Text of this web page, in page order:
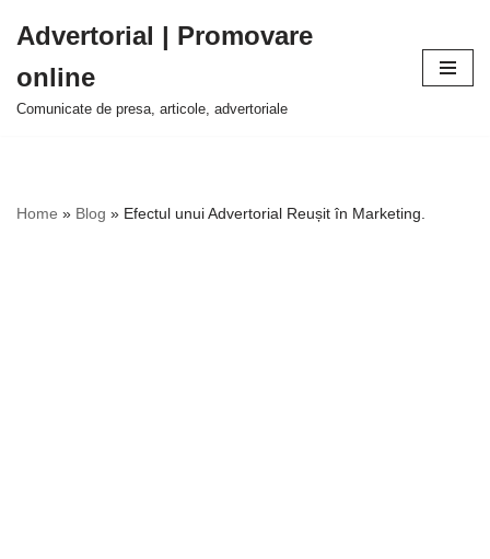
la
conținut
Advertorial | Promovare
online
Comunicate de presa, articole, advertoriale
Home » Blog » Efectul unui Advertorial Reușit în Marketing.